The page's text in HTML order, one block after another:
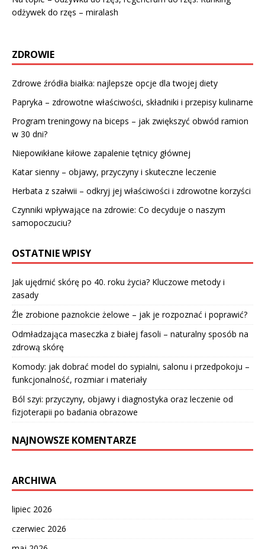
odżywek do rzęs – miralash
ZDROWIE
Zdrowe źródła białka: najlepsze opcje dla twojej diety
Papryka – zdrowotne właściwości, składniki i przepisy kulinarne
Program treningowy na biceps – jak zwiększyć obwód ramion
w 30 dni?
Niepowikłane kiłowe zapalenie tętnicy głównej
Katar sienny – objawy, przyczyny i skuteczne leczenie
Herbata z szałwii – odkryj jej właściwości i zdrowotne korzyści
Czynniki wpływające na zdrowie: Co decyduje o naszym
samopoczuciu?
OSTATNIE WPISY
Jak ujędrnić skórę po 40. roku życia? Kluczowe metody i
zasady
Źle zrobione paznokcie żelowe – jak je rozpoznać i poprawić?
Odmładzająca maseczka z białej fasoli – naturalny sposób na
zdrową skórę
Komody: jak dobrać model do sypialni, salonu i przedpokoju –
funkcjonalność, rozmiar i materiały
Ból szyi: przyczyny, objawy i diagnostyka oraz leczenie od
fizjoterapii po badania obrazowe
NAJNOWSZE KOMENTARZE
ARCHIWA
lipiec 2026
czerwiec 2026